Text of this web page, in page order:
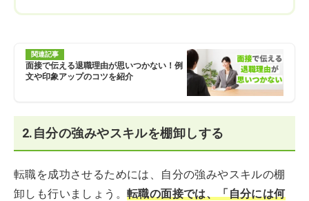
関連記事
面接で伝える退職理由が思いつかない！例
文や印象アップのコツを紹介
2.自分の強みやスキルを棚卸しする
転職を成功させるためには、自分の強みやスキルの棚
卸しも行いましょう。 転職の面接では、「自分には何